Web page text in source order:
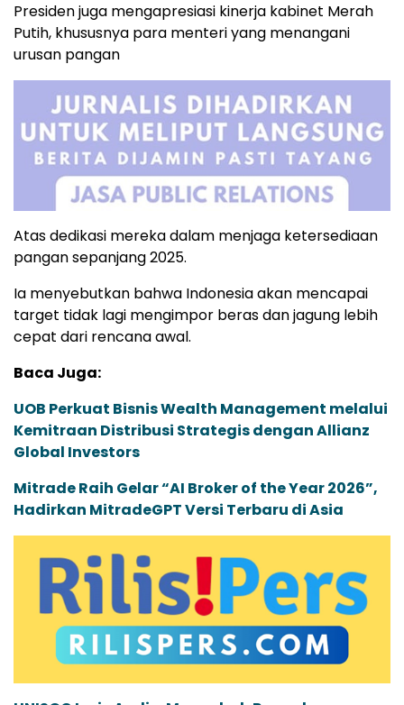
Presiden juga mengapresiasi kinerja kabinet Merah
Putih, khususnya para menteri yang menangani
urusan pangan
Atas dedikasi mereka dalam menjaga ketersediaan
pangan sepanjang 2025.
Ia menyebutkan bahwa Indonesia akan mencapai
target tidak lagi mengimpor beras dan jagung lebih
cepat dari rencana awal.
Baca Juga:
UOB Perkuat Bisnis Wealth Management melalui
Kemitraan Distribusi Strategis dengan Allianz
Global Investors
Mitrade Raih Gelar “AI Broker of the Year 2026”,
Hadirkan MitradeGPT Versi Terbaru di Asia